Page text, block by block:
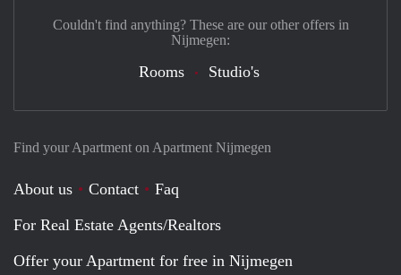
Find your Apartment on Apartment Nijmegen
About us Contact
Faq
For Real Estate Agents/Realtors
Offer your Apartment for free in Nijmegen
Couldn't find anything? These are our other offers in
Nijmegen:
Rooms Studio's